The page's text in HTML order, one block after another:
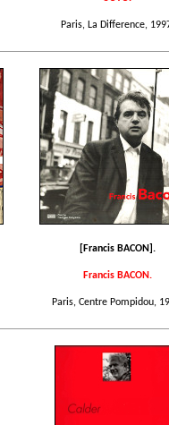
Paris, La Difference,
[Francis BACON].
Francis BACON.
Paris, Centre Pompidou,